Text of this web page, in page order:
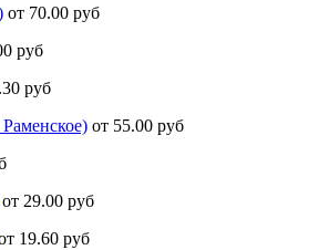
от 70.00 руб
руб
руб
от 55.00 руб
от 29.00 руб
19.60 руб